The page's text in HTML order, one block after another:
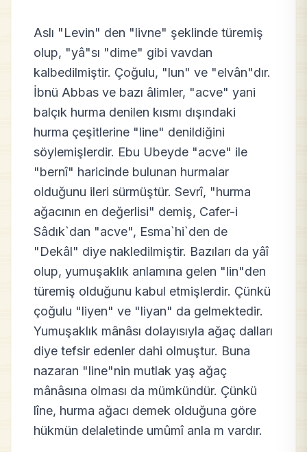
Aslı "Levin" den "livne" şeklinde türemiş
olup, "yâ"sı "dime" gibi vavdan
kalbedilmiştir. Çoğulu, "lun" ve "elvân"dır.
İbnü Abbas ve bazı âlimler, "acve" yani
balçık hurma denilen kısmı dışındaki
hurma çeşitlerine "line" denildiğini
söylemişlerdir. Ebu Ubeyde "acve" ile
"bernî" haricinde bulunan hurmalar
olduğunu ileri sürmüştür. Sevrî, "hurma
ağacının en değerlisi" demiş, Cafer-i
Sâdık`dan "acve", Esma`hi`den de
"Dekâl" diye nakledilmiştir. Bazıları da yâî
olup, yumuşaklık anlamına gelen "lin"den
türemiş olduğunu kabul etmişlerdir. Çünkü
çoğulu "liyen" ve "liyan" da gelmektedir.
Yumuşaklık mânâsı dolayısıyla ağaç dalları
diye tefsir edenler dahi olmuştur. Buna
nazaran "line"nin mutlak yaş ağaç
mânâsına olması da mümkündür. Çünkü
lîne, hurma ağacı demek olduğuna göre
hükmün delaletinde umûmî anla m vardır.